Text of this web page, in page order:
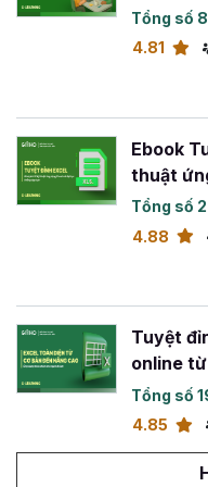
Phương pháp
Bài tập thực hành
Tham gia ngay khóa
công cụ thuyết trình
bước đệm vững chắc
Tổng số
4.81
Ebook
thuật
dạy bạn
Tổng số
4.88
Tuyệt
online
Tổng số
4.85